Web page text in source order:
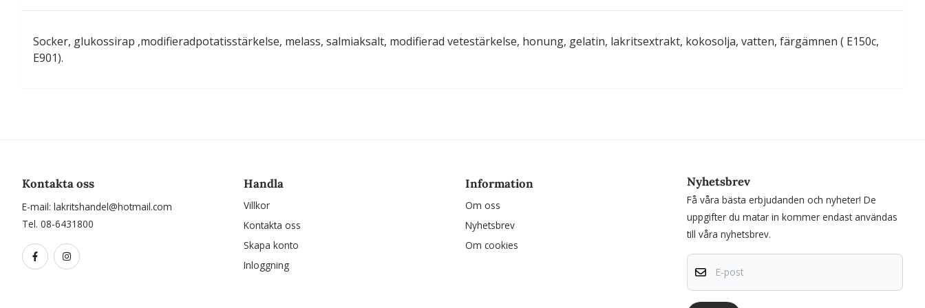
Socker, glukossirap ,modifieradpotatisstärkelse, melass, salmiaksalt, modifierad vetestärkelse, honung, gelatin, lakritsextrakt, kokosolja, vatten, färgämnen ( E150c,
E901).
Kontakta oss
E-mail: lakritshandel@hotmail.com
Tel. 08-6431800
Handla
Villkor
Kontakta oss
Skapa konto
Inloggning
Information
Om oss
Nyhetsbrev
Om cookies
Nyhetsbrev
Få våra bästa erbjudanden och nyheter! De
uppgifter du matar in kommer endast användas
till våra nyhetsbrev.
E-post